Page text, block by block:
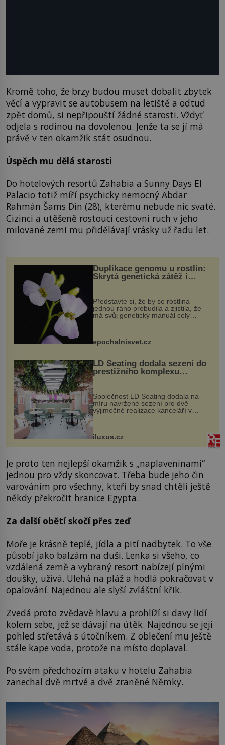
Kromě toho, že brzy budou muset dobalit zbytek
věcí a vypravit se autobusem na letiště a odtud
zpět domů, si nepřipouští žádné starosti. Vždyť
odjela s rodinou na dovolenou. Jenže ta se jí má
právě v ten okamžik stát osudnou.
Úspěch mu dělá starosti
Do hotelových resortů Zahabia a Sunny Days El
Palacio totiž míří psychicky nemocný Abdar
Rahmán Šams Dín (28), kterému nebude nic svaté.
Cizinci a utěšeně rostoucí cestovní ruch v jeho
milované zemi mu přidělávají vrásky už řadu let.
Duplikace genomu u rostlin:
Skrytá genetická zátěž i
Představte si, že by se rostlina
jednou ráno probudila a zjistila, že
má svůj genetický manuál celý
vstupenka...
epochalnisvet.cz
LD Seating dodala sezení do
prestižního komplexu
MediaCityUK v Salfordu
Společnost LD Seating dodala na
míru navržené sezení pro dvě
výjimečné realizace kanceláří v
areálu MediaCityUK v anglickém
budov Media...
iluxus.cz
Je proto ten nejlepší okamžik s „naplaveninami“
jednou pro vždy skoncovat. Třeba bude jeho čin
varováním pro všechny, kteří by snad chtěli ještě
někdy překročit hranice Egypta.
Za další obětí skočí přes zeď
Moře je krásně teplé, jídla a pití nadbytek. To vše
působí jako balzám na duši. Lenka si všeho, co
vzdálená země a vybraný resort nabízejí plnými
doušky, užívá. Ulehá na pláž a hodlá pokračovat v
opalování. Najednou ale slyší zvláštní křik.
Zvedá proto zvědavě hlavu a prohlíží si davy lidí
kolem sebe, jež se dávají na útěk. Najednou se její
pohled střetává s útočníkem. Z oblečení mu ještě
stále kape voda, protože na místo doplaval.
Po svém předchozím ataku v hotelu Zahabia
zanechal dvě mrtvé a dvě zraněné Němky.